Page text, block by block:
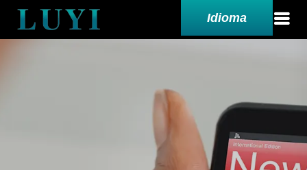
Idioma